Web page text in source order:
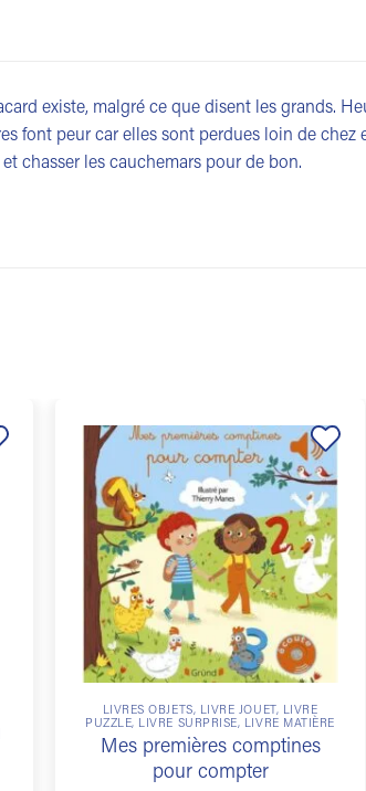
existe, malgré ce que disent les grands.
font peur car elles sont perdues loin de chez
chasser les cauchemars pour de bon.
Ajouter
à la
liste de
souhaits
LIVRES OBJETS, LIVRE JOUET, LIVRE
PUZZLE, LIVRE SURPRISE, LIVRE MATIÈRE
Mes premières comptines
pour compter